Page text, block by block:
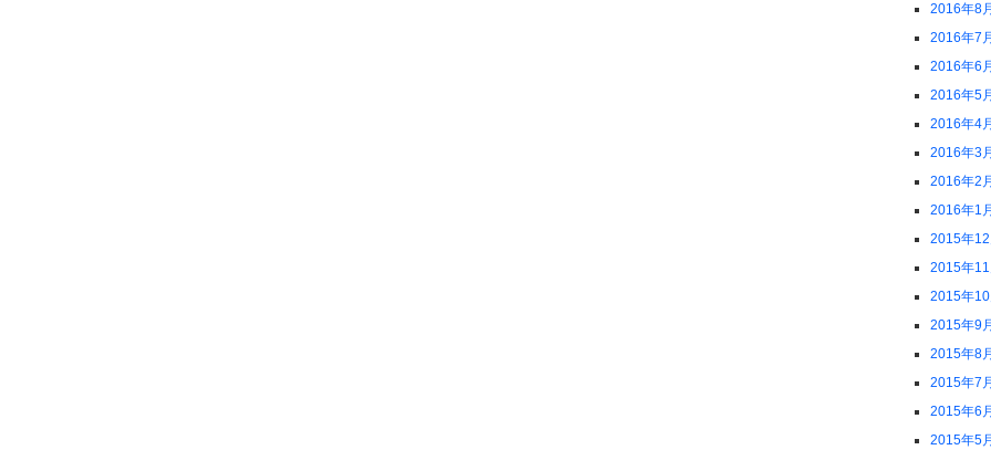
2016年8月
2016年7月
2016年6月
2016年5月
2016年4月
2016年3月
2016年2月
2016年1月
2015年12
2015年11
2015年10
2015年9月
2015年8月
2015年7月
2015年6月
2015年5月